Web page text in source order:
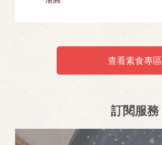
查看素食專區
訂閱服務